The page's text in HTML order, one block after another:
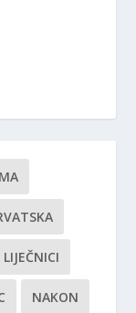
LIJEČNICI
NAKON